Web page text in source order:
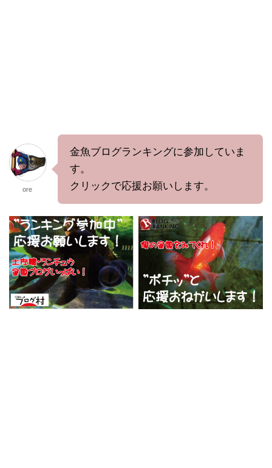
ore
金魚ブログランキングに参加していま
す。
クリックで応援お願いします。